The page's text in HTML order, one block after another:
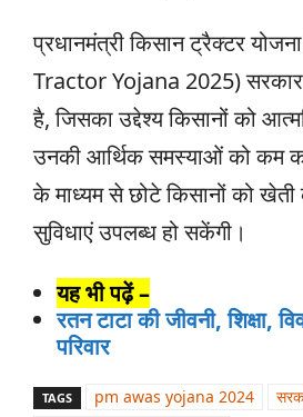
प्रधानमंत्री किसान ट्रैक्टर
Tractor Yojana 2025)
है, जिसका उद्देश्य किसानों को
उनकी आर्थिक समस्याओं को कम
के माध्यम से छोटे किसानों को
सुविधाएं उपलब्ध हो सकेंगी।
यह भी पढ़ें –
रतन टाटा की जीवनी, शिक्षा,
परिवार
TAGS pm awas yojana 2024